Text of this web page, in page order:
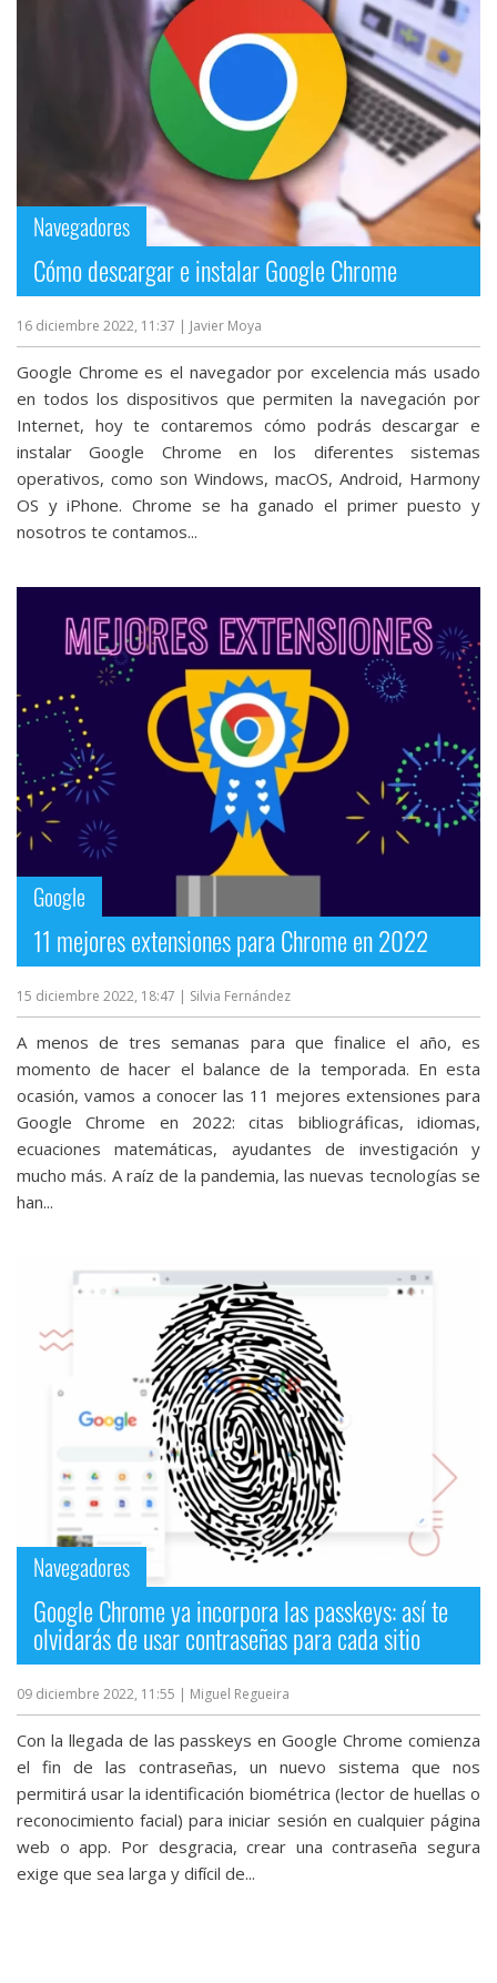
Navegadores
Cómo descargar e instalar Google Chrome
16 diciembre 2022, 11:37 | Javier Moya
Google Chrome es el navegador por excelencia más usado
en todos los dispositivos que permiten la navegación por
Internet, hoy te contaremos cómo podrás descargar e
instalar Google Chrome en los diferentes sistemas
operativos, como son Windows, macOS, Android, Harmony
OS y iPhone. Chrome se ha ganado el primer puesto y
nosotros te contamos...
Google
11 mejores extensiones para Chrome en 2022
15 diciembre 2022, 18:47 | Silvia Fernández
A menos de tres semanas para que finalice el año, es
momento de hacer el balance de la temporada. En esta
ocasión, vamos a conocer las 11 mejores extensiones para
Google Chrome en 2022: citas bibliográficas, idiomas,
ecuaciones matemáticas, ayudantes de investigación y
mucho más. A raíz de la pandemia, las nuevas tecnologías se
han...
Navegadores
Google Chrome ya incorpora las passkeys: así te
olvidarás de usar contraseñas para cada sitio
09 diciembre 2022, 11:55 | Miguel Regueira
Con la llegada de las passkeys en Google Chrome comienza
el fin de las contraseñas, un nuevo sistema que nos
permitirá usar la identificación biométrica (lector de huellas o
reconocimiento facial) para iniciar sesión en cualquier página
web o app. Por desgracia, crear una contraseña segura
exige que sea larga y difícil de...